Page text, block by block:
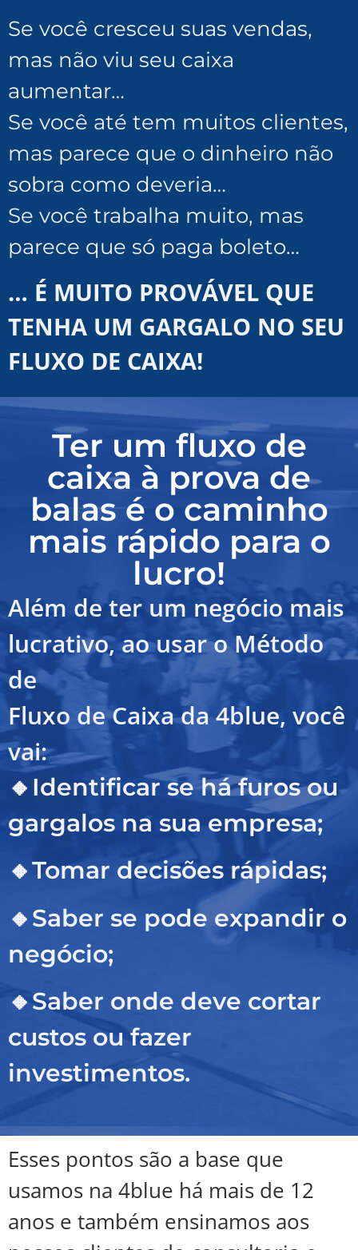
Se você cresceu suas vendas,
mas não viu seu caixa
aumentar…
Se você até tem muitos clientes,
mas parece que o dinheiro não
sobra como deveria…
Se você trabalha muito, mas
parece que só paga boleto…
… É MUITO PROVÁVEL QUE
TENHA UM GARGALO NO SEU
FLUXO DE CAIXA!
Ter um fluxo de
caixa à prova de
balas é o caminho
mais rápido para o
lucro!
Além de ter um negócio mais
lucrativo, ao usar o Método
de
Fluxo de Caixa da 4blue, você
vai:
🔸Identificar se há furos ou
gargalos na sua empresa;
🔸Tomar decisões rápidas;
🔸Saber se pode expandir o
negócio;
🔸Saber onde deve cortar
custos ou fazer
investimentos.
Esses pontos são a base que
usamos na 4blue há mais de 12
anos e também ensinamos aos